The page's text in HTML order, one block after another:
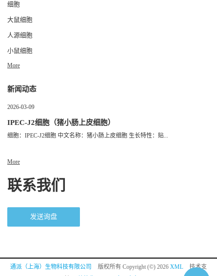
细胞
大鼠细胞
人源细胞
小鼠细胞
More
新闻动态
2026-03-09
IPEC-J2细胞（猪小肠上皮细胞）
细胞：IPEC-J2细胞 中文名称：猪小肠上皮细胞 生长特性：贴...
More
联系我们
发送询盘
通派（上海）生物科技有限公司 版权所有 Copyright (©) 2026 XML
技术支